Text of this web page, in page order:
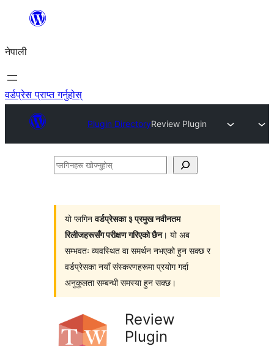
सामग्रीमा
नेपाली
वर्डप्रेस प्राप्त गर्नुहोस्
Plugin DirectoryReview Plugin
प्लगिनहरू
यो प्लगिनवर्डप्रेसका ३ प्रमुख नवीनतम
रिलीजहरूसँग परीक्षण गरिएको छैन। यो अब
सम्भवतः व्यवस्थित वा समर्थन नभएको हुन सक्छ र
वर्डप्रेसका नयाँ संस्करणहरूमा प्रयोग गर्दा
अनुकूलता सम्बन्धी समस्या हुन सक्छ।
Review
Plugin